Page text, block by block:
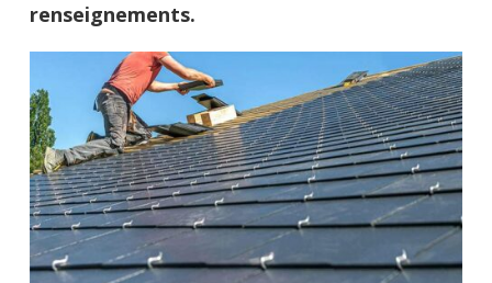
renseignements.